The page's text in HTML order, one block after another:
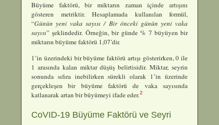
Büyüme faktörü, bir miktarın zaman içinde artışını
gösteren metriktir. Hesaplamada kullanılan formül,
“Günün yeni vaka sayısı / Bir önceki günün yeni vaka
sayısı” şeklindedir. Örneğin, bir günde % 7 büyüyen bir
miktarın büyüme faktörü 1,07’dir.
1’in üzerindeki bir büyüme faktörü artışı gösterirken, 0 ile
1 arasında kalan miktar düşüş belirtisidir. Miktar, seyrin
sonunda sıfıra inebilirken sürekli olarak 1’in üzerinde
gerçekleşen bir büyüme faktörü de vaka sayısında
katlanarak artan bir büyümeyi ifade eder.2
CoVID-19 Büyüme Faktörü ve Seyri